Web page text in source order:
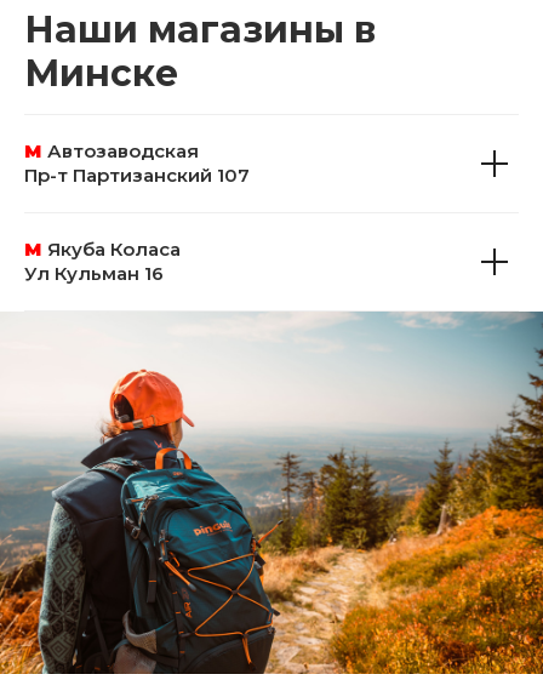
Наши магазины в
Минске
М Автозаводская
Пр-т Партизанский 107
М Якуба Коласа
Ул Кульман 16